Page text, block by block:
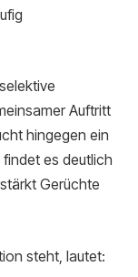
Auftritt
hingegen ein
es deutlich
Gerüchte
steht, lautet: